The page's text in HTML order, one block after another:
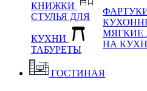
КНИЖКИ
СТУЛЬЯ ДЛЯ
КУХНИ
ТАБУРЕТЫ
МЯГКИЕ
НА
ГОСТИНАЯ